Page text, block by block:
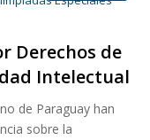
Derechos de
Intelectual
de Paraguay han
sobre la